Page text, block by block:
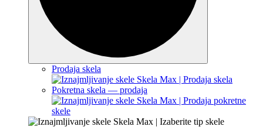
Prodaja skela
Pokretna skela — prodaja